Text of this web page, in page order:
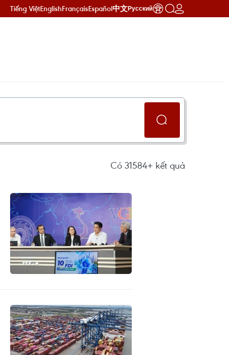
Tiếng ViệtEnglishFrançaisEspañol中文Русский
Có 31584+ kết quả